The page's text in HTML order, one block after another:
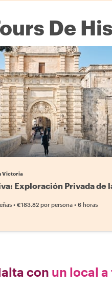
De
Victoria
Exploración Privada de
• €183.82 por persona • 6 horas
con un local